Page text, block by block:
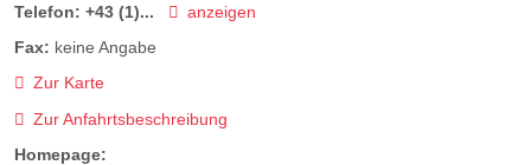
Telefon: +43 (1)...
anzeigen
Fax: keine Angabe
Zur Karte
Zur Anfahrtsbeschreibung
Homepage: